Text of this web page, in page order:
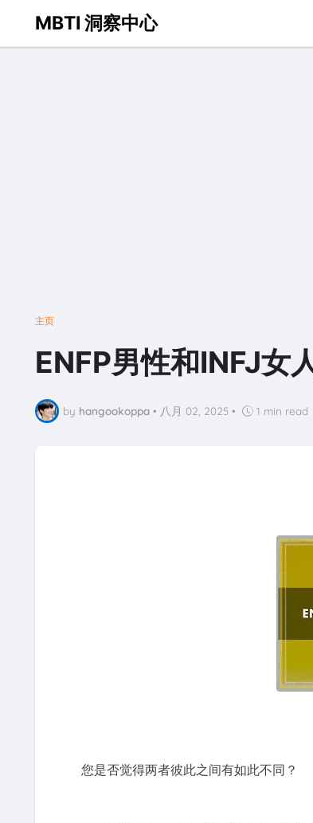
MBTI 洞察中心
主页
ENFP男性和INFJ女
by hangookoppa • 八月 02, 2025 • 1 min read
您是否觉得两者彼此之间有如此不同？